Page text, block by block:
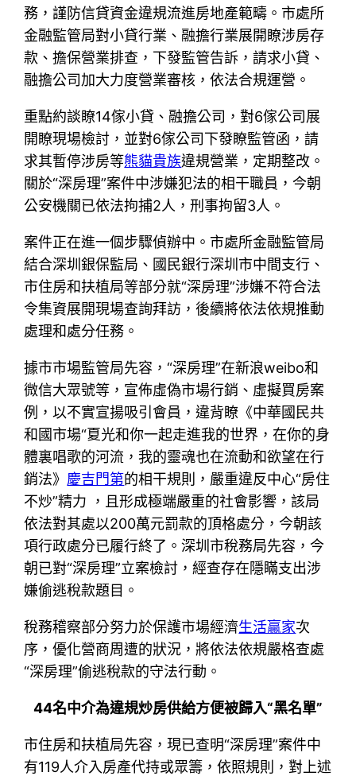
務，謹防信貸資金違規流進房地產範疇。市處所
金融監管局對小貸行業、融擔行業展開瞭涉房存
款、擔保營業排查，下發監管告訴，請求小貸、
融擔公司加大力度營業審核，依法合規運營。
重點約談瞭14傢小貸、融擔公司，對6傢公司展
開瞭現場檢討，並對6傢公司下發瞭監管函，請
求其暫停涉房等熊貓貴族違規營業，定期整改。
關於“深房理”案件中涉嫌犯法的相干職員，今朝
公安機關已依法拘捕2人，刑事拘留3人。
案件正在進一個步驟偵辦中。市處所金融監管局
結合深圳銀保監局、國民銀行深圳市中間支行、
市住房和扶植局等部分就“深房理”涉嫌不符合法
令集資展開現場查詢拜訪，後續將依法依規推動
處理和處分任務。
據市市場監管局先容，“深房理”在新浪weibo和
微信大眾號等，宣佈虛偽市場行銷、虛擬買房案
例，以不實宣揚吸引會員，違背瞭《中華國民共
和國市場“夏光和你一起走進我的世界，在你的身
體裏唱歌的河流，我的靈魂也在流動和欲望在行
銷法》 慶吉門第的相干規則，嚴重違反中心“房住
不炒”精力 ，且形成極端嚴重的社會影響，該局
依法對其處以200萬元罰款的頂格處分，今朝該
項行政處分已履行終了。深圳市稅務局先容，今
朝已對“深房理”立案檢討，經查存在隱瞞支出涉
嫌偷逃稅款題目。
稅務稽察部分努力於保護市場經濟生活贏家次
序，優化營商周遭的狀況，將依法依規嚴格查處
“深房理”偷逃稅款的守法行動。
44名中介為違規炒房供給方便被歸入“黑名單”
市住房和扶植局先容，現已查明“深房理”案件中
有119人介入房產代持或眾籌，依照規則，對上述